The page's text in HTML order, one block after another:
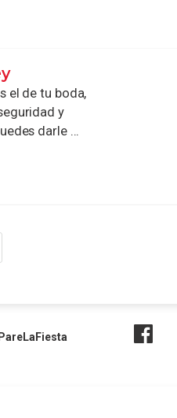
el de tu boda,
y
darle ...